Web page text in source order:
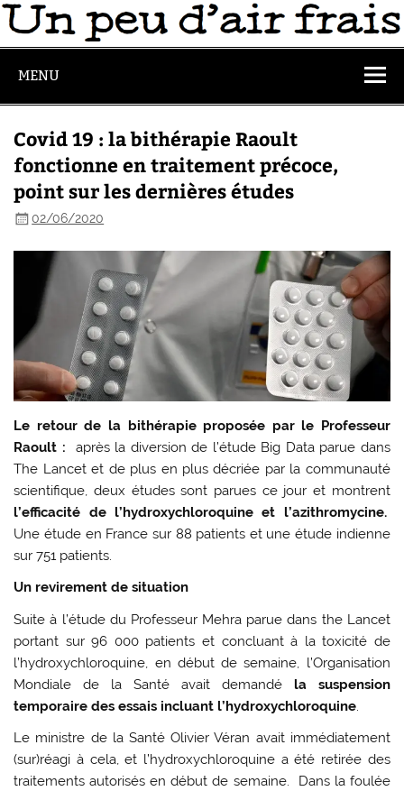
MENU
Covid 19 : la bithérapie Raoult
fonctionne en traitement précoce,
point sur les dernières études
02/06/2020
Le retour de la bithérapie proposée par le Professeur
Raoult : après la diversion de l’étude Big Data parue dans
The Lancet et de plus en plus décriée par la communauté
scientifique, deux études sont parues ce jour et montrent
l’efficacité de l’hydroxychloroquine et l’azithromycine.
Une étude en France sur 88 patients et une étude indienne
sur 751 patients.
Un revirement de situation
Suite à l’étude du Professeur Mehra parue dans the Lancet
portant sur 96 000 patients et concluant à la toxicité de
l’hydroxychloroquine, en début de semaine, l’Organisation
Mondiale de la Santé avait demandéla suspension
temporaire des essais incluant l’hydroxychloroquine
Le ministre de la Santé Olivier Véran avait immédiatement
(sur)réagi à cela, et l’hydroxychloroquine a été retirée des
traitements autorisés en début de semaine. Dans la foulée